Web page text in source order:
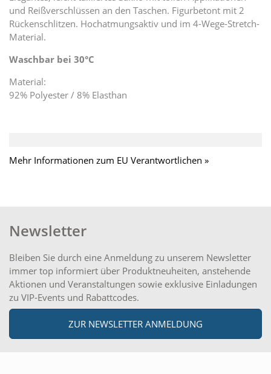
und Reißverschlüssen an den Taschen. Figurbetont mit 2
Rückenschlitzen. Hochatmungsaktiv und im 4-Wege-Stretch-
Material.
Waschbar bei 30°C
Material:
92% Polyester / 8% Elasthan
Mehr Informationen zum EU Verantwortlichen »
Newsletter
Bleiben Sie durch eine Anmeldung zu unserem Newsletter
immer top informiert über Produktneuheiten, anstehende
Aktionen und Veranstaltungen sowie exklusive Einladungen
zu VIP-Events und Rabattcodes.
ZUR NEWSLETTER ANMELDUNG